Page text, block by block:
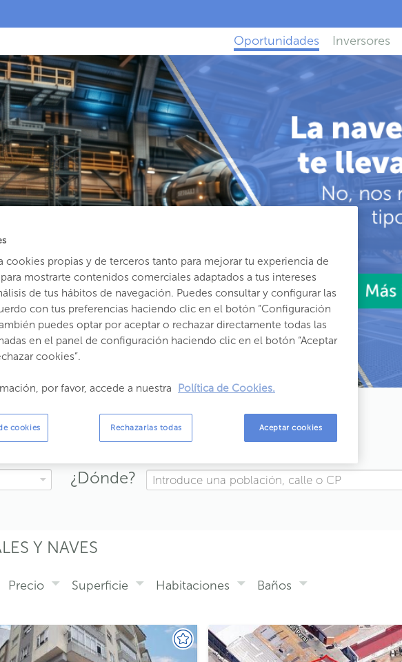
Oportunidades Inversores
LOCALES Y NAVES
¿Dónde?
Y NAVES
Precio Superficie Habitaciones Baños
cookies propias y de terceros tanto para mejorar tu experiencia de
mostrarte contenidos comerciales adaptados a tus intereses
de tus hábitos de navegación. Puedes consultar y configurar las
con tus preferencias haciendo clic en el botón “Configuración
puedes optar por aceptar o rechazar directamente todas las
en el panel de configuración haciendo clic en el botón “Aceptar
cookies”.
por favor, accede a nuestra Política de Cookies.
cookies Aceptar cookies
Rechazarlas todas